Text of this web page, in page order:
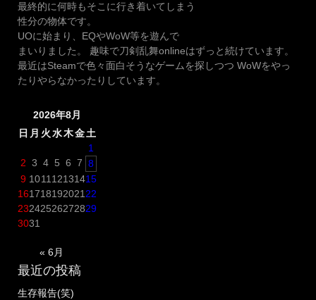
最終的に何時もそこに行き着いてしまう
性分の物体です。
UOに始まり、EQやWoW等を遊んで
まいりました。 趣味で刀剣乱舞onlineはずっと続けています。
最近はSteamで色々面白そうなゲームを探しつつ WoWをやっ
たりやらなかったりしています。
2026年8月
日 月 火水木金土
1
2 3 4 5 6 7 8
9 101112131415
16171819202122
23242526272829
3031
« 6月
最近の投稿
生存報告(笑)